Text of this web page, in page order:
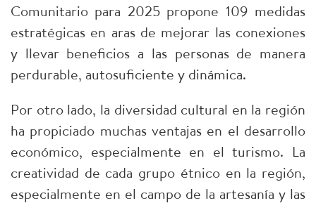
Comunitario para 2025 propone 109 medidas
estratégicas en aras de mejorar las conexiones
y llevar beneficios a las personas de manera
perdurable, autosuficiente y dinámica.
Por otro lado, la diversidad cultural en la región
ha propiciado muchas ventajas en el desarrollo
económico, especialmente en el turismo. La
creatividad de cada grupo étnico en la región,
especialmente en el campo de la artesanía y las